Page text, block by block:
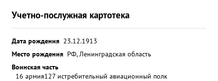
Учетно-послужная картотека
Дата рождения 23.12.1913
Место рождения РФ, Ленинградская область
Воинская часть
16 армия127 истребительный авиационный полк